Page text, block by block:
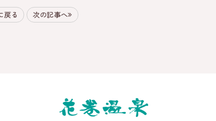
戻る 次の記事へ